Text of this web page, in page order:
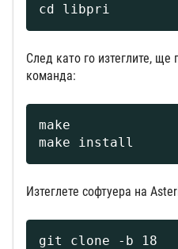
cd libpri
След като го изтеглите, ще
команда:
make
make install
Изтеглете софтуера на
git clone -b 18